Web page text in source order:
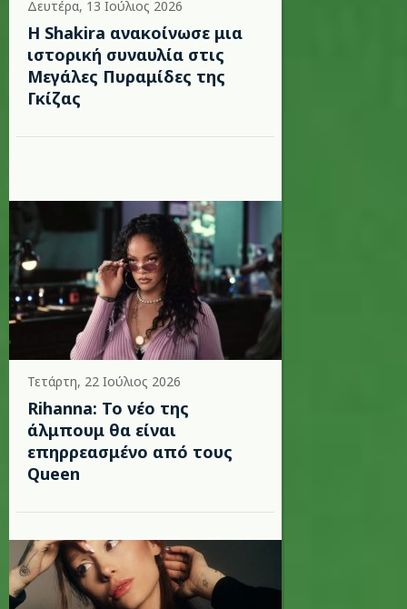
Δευτέρα, 13 Ιούλιος 2026
Η Shakira ανακοίνωσε μια
ιστορική συναυλία στις
Μεγάλες Πυραμίδες της
Γκίζας
Τετάρτη, 22 Ιούλιος 2026
Rihanna: Το νέο της
άλμπουμ θα είναι
επηρρεασμένο από τους
Queen